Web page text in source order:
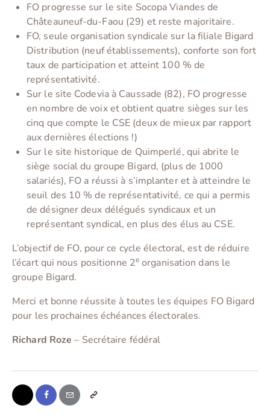
FO progresse sur le site Socopa Viandes de
Châteauneuf-du-Faou (29) et reste majoritaire.
FO, seule organisation syndicale sur la filiale Bigard
Distribution (neuf établissements), conforte son fort
taux de participation et atteint 100 % de
représentativité.
Sur le site Codevia à Caussade (82), FO progresse
en nombre de voix et obtient quatre sièges sur les
cinq que compte le CSE (deux de mieux par rapport
aux dernières élections !)
Sur le site historique de Quimperlé, qui abrite le
siège social du groupe Bigard, (plus de 1000
salariés), FO a réussi à s’implanter et à atteindre le
seuil des 10 % de représentativité, ce qui a permis
de désigner deux délégués syndicaux et un
représentant syndical, en plus des élus au CSE.
L’objectif de FO, pour ce cycle électoral, est de réduire
l’écart qui nous positionne 2e organisation dans le
groupe Bigard.
Merci et bonne réussite à toutes les équipes FO Bigard
pour les prochaines échéances électorales.
Richard Roze – Secrétaire fédéral